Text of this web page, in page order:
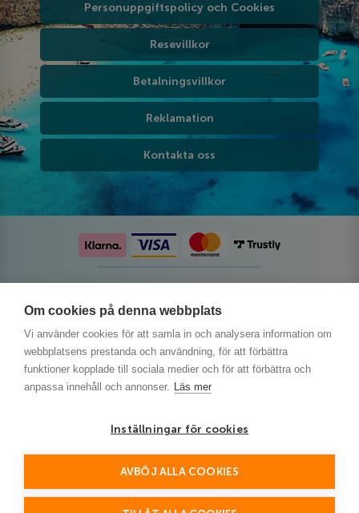
Om cookies på denna webbplats
Vi använder cookies för att samla in och analysera information om
webbplatsens prestanda och användning, för att förbättra
funktioner kopplade till sociala medier och för att förbättra och
anpassa innehåll och annonser. Läs mer
Inställningar för cookies
AVBÖJ ALLA COOKIES
Personuppgiftspolicy och Cookies
Resevillkor
Betalningsvillkor
Reklamation
Kontakta oss
This site is protected by reCAPTCHA and the Google
andTerms of Service apply.